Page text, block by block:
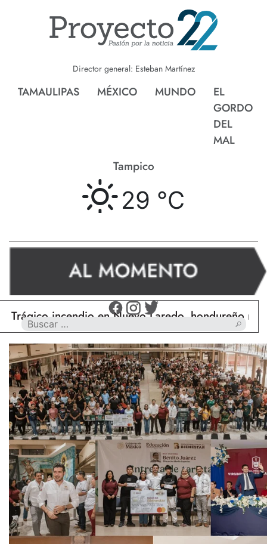
Director general: Esteban Martínez
TAMAULIPAS MÉXICO MUNDO
EL
GORDO
DEL
MAL
Tampico
29 °C
incendio en Nuevo Laredo, hondureño muere